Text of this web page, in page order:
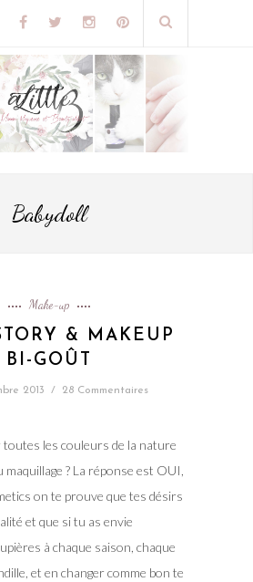
Babydoll
Make-up
& MAKEUP
BI-GOÛT
2013 / 28 Commentaires
les couleurs de la nature
maquillage ? La réponse est OUI,
on te prouve que tes désirs
et que si tu as envie
à chaque saison, chaque
et en changer comme bon te